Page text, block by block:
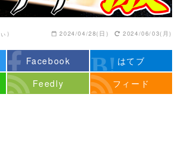
） 2024/04/28(日) 2024/06/03(月)
Facebook
はてブ
Feedly フィード